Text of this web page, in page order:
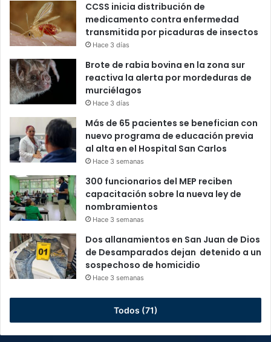
CCSS inicia distribución de
medicamento contra enfermedad
transmitida por picaduras de insectos
Hace 3 días
Brote de rabia bovina en la zona sur
reactiva la alerta por mordeduras de
murciélagos
Hace 3 días
Más de 65 pacientes se benefician con
nuevo programa de educación previa
al alta en el Hospital San Carlos
Hace 3 semanas
300 funcionarios del MEP reciben
capacitación sobre la nueva ley de
nombramientos
Hace 3 semanas
Dos allanamientos en San Juan de Dios
de Desamparados dejan detenido a un
sospechoso de homicidio
Hace 3 semanas
Todos (71)